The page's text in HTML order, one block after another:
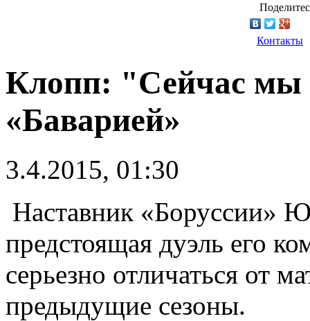
Контакты
Клопп: "Сейчас мы
«Баварией»
3.4.2015, 01:30
Наставник «Боруссии»
предстоящая дуэль его
серьезно отличаться от
предыдущие сезоны.